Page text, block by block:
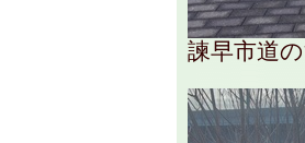
諫早市道